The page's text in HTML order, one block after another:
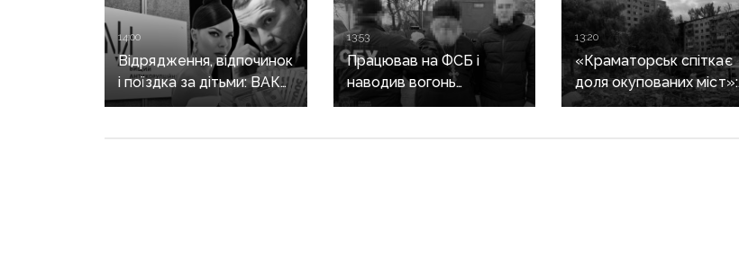
14:00
Відрядження, відпочинок
і поїздка за дітьми: ВАКС
знову відмовив
13:53
Працював на ФСБ і
наводив вогонь
на позиції ЗСУ:
13:20
«Краматорськ спіткає
доля окупованих міст»:
військовий оглядач про